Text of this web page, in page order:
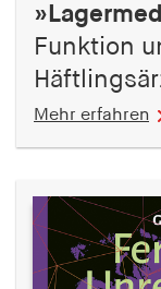
Funktion
Mehr erfahren